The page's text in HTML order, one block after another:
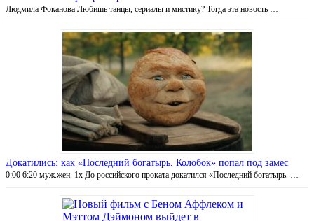
Людмила Фоканова Любишь танцы, сериалы и мистику? Тогда эта новость …
Докатились: как «Последний богатырь. Колобок» попал под замес
0:00 6:20 муж.жен. 1x До российского проката докатился «Последний богатырь. …